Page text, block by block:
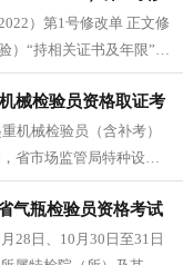
）第1号修改单 正文修
）“持相关证书及年限”栏
械检验员资格取证考
机械检验员（含补考）
省市场监管局特种设备
试组织、考场环境、考
气瓶检验员资格考试
28日、10月30日至31日